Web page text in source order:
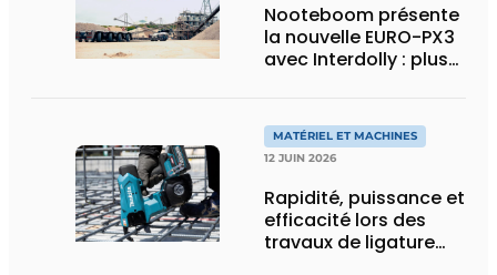
Nooteboom présente
la nouvelle EURO-PX3
avec Interdolly : plus
transport spécial
MATÉRIEL ET MACHINES
12 JUIN 2026
Rapidité, puissance et
efficacité lors des
travaux de ligature